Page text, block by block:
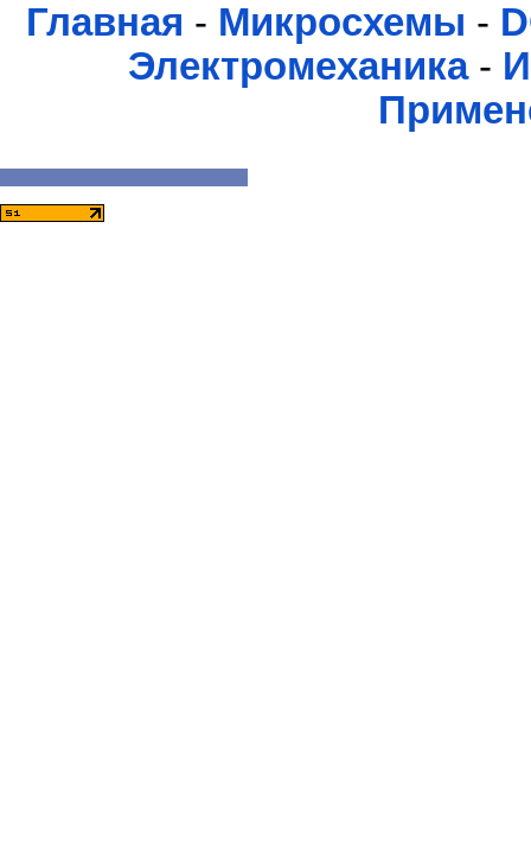
Главная - Микросхемы -
Электромеханика-